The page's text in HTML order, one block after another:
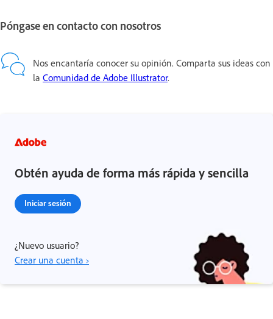
Póngase en contacto con nosotros
Nos encantaría conocer su opinión. Comparta sus ideas con
la Comunidad de Adobe Illustrator.
Obtén ayuda de forma más rápida y sencilla
Iniciar sesión
¿Nuevo usuario?
Crear una cuenta ›